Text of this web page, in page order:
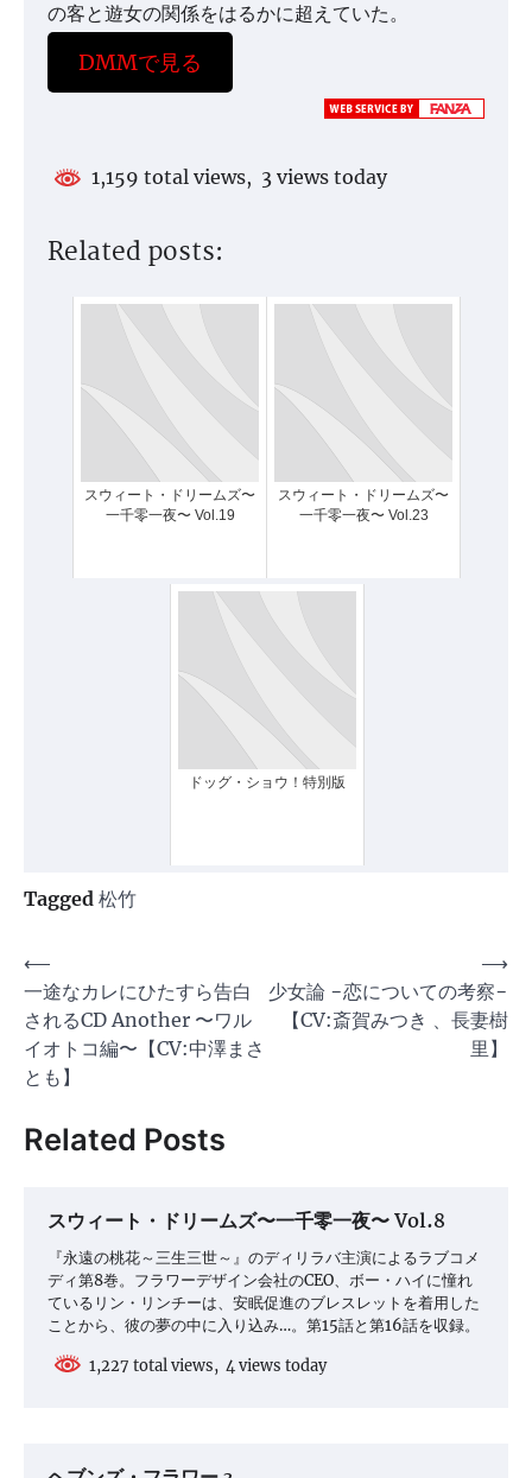
の客と遊女の関係をはるかに超えていた。
DMMで見る
1,159 total views, 3 views today
Related posts:
スウィート・ドリームズ〜
一千零一夜〜 Vol.19
スウィート・ドリームズ〜
一千零一夜〜 Vol.23
ドッグ・ショウ！特別版
Tagged 松竹
投
稿
ナ
ビ
ー
⟵
一途なカレにひたすら告白
されるCD Another 〜ワル
イオトコ編〜【CV:中澤まさ
とも】
少女論 −恋についての考察−
【CV:斎賀みつき 、長妻樹
里】
⟶
Related Posts
スウィート・ドリームズ〜一千零一夜〜 Vol.8
『永遠の桃花～三生三世～』のディリラバ主演によるラブコメ
ディ第8巻。フラワーデザイン会社のCEO、ボー・ハイに憧れ
ているリン・リンチーは、安眠促進のブレスレットを着用した
ことから、彼の夢の中に入り込み…。第15話と第16話を収録。
1,227 total views, 4 views today